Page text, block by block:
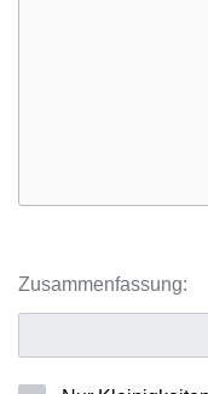
Zusammenfassung: